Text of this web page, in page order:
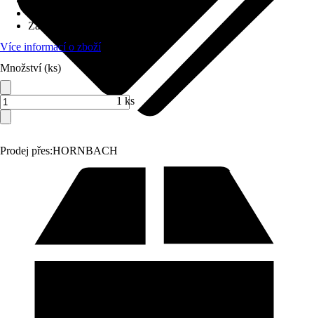
Prodej přes:HORNBACH
Základní barva
Více informací o zboží
Množství (ks)
1 ks